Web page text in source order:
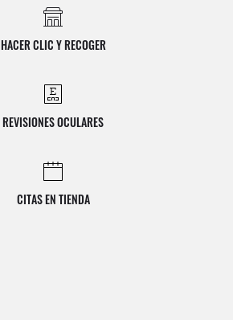
HACER CLIC Y RECOGER
REVISIONES OCULARES
CITAS EN TIENDA